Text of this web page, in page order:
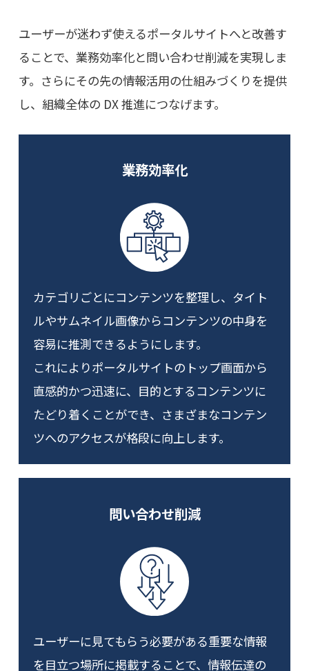
ユーザーが迷わず使えるポータルサイトへと改善す
ることで、業務効率化と問い合わせ削減を実現しま
す。さらにその先の情報活用の仕組みづくりを提供
し、組織全体の DX 推進につなげます。
業務効率化
カテゴリごとにコンテンツを整理し、タイト
ルやサムネイル画像からコンテンツの中身を
容易に推測できるようにします。
これによりポータルサイトのトップ画面から
直感的かつ迅速に、目的とするコンテンツに
たどり着くことができ、さまざまなコンテン
ツへのアクセスが格段に向上します。
問い合わせ削減
ユーザーに見てもらう必要がある重要な情報
を目立つ場所に掲載することで、情報伝達の